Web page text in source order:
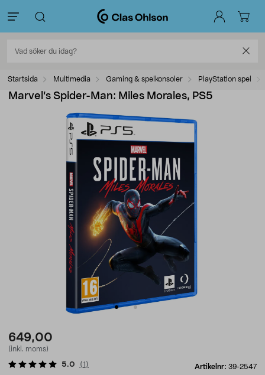
Startsida Multimedia Gaming & spelkonsoler PlayStation spel
Marvel’s Spider-Man: Miles Morales, PS5
649,00
(inkl. moms)
Artikelnr: 39-2547
5.0 (1 )